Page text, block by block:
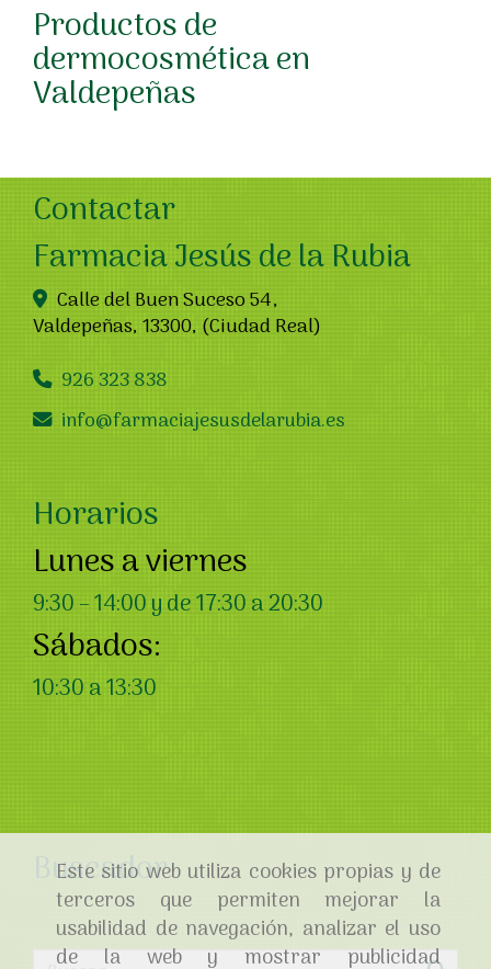
Este sitio web utiliza cookies propias y de
terceros que permiten mejorar la
usabilidad de navegación, analizar el uso
de la web y mostrar publicidad
Productos de
dermocosmética en
Valdepeñas
Contactar
Farmacia Jesús de la Rubia
Calle del Buen Suceso 54,
Valdepeñas, 13300, (Ciudad Real)
926 323 838
info farmaciajesusdelarubia.es
Horarios
Lunes a viernes
9:30 – 14:00 y de 17:30 a 20:30
Sábados:
10:30 a 13:30
Buscador